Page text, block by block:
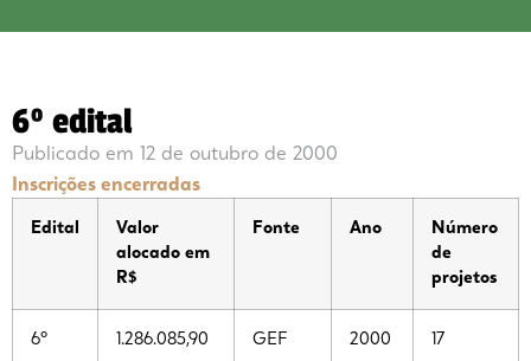
6º edital
Publicado em
12 de outubro de 2000
Inscrições encerradas
Edital
Valor
alocado em
R$
Fonte Ano
Número
de
projetos
6º 1.286.085,90 GEF 2000 17